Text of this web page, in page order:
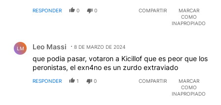
calle, Ojalá que la policía mejore rápido
RESPONDER 0 0 COMPARTIR
MARCAR
COMO
INAPROPIADO
LM Leo Massi 8 DE MARZO DE 2024
que podia pasar, votaron a Kicillof que es peor que los
peronistas, el exn4no es un zurdo extraviado
RESPONDER 1 0 COMPARTIR
MARCAR
COMO
INAPROPIADO